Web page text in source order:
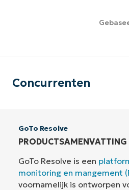
Concurrenten
GoTo Resolve
PRODUCTSAMENVATTING
GoTo Resolve is een
monitoring en mangement
voornamelijk is ontworpen